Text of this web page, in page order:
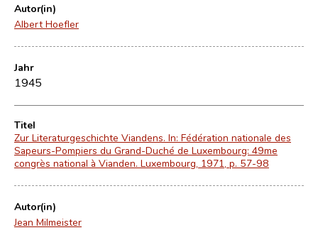
Autor(in)
Albert Hoefler
Jahr
1945
Titel
Zur Literaturgeschichte Viandens. In: Fédération nationale des
Sapeurs-Pompiers du Grand-Duché de Luxembourg: 49me
congrès national à Vianden. Luxembourg, 1971, p. 57-98
Autor(in)
Jean Milmeister